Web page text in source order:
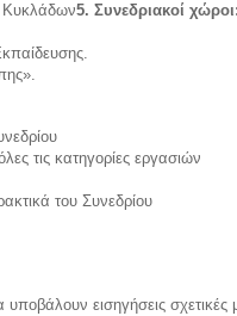
Κυκλάδων5. Συνεδριακοί χώροι:
τις κατηγορίες εργασιών
του Συνεδρίου
εισηγήσεις σχετικές